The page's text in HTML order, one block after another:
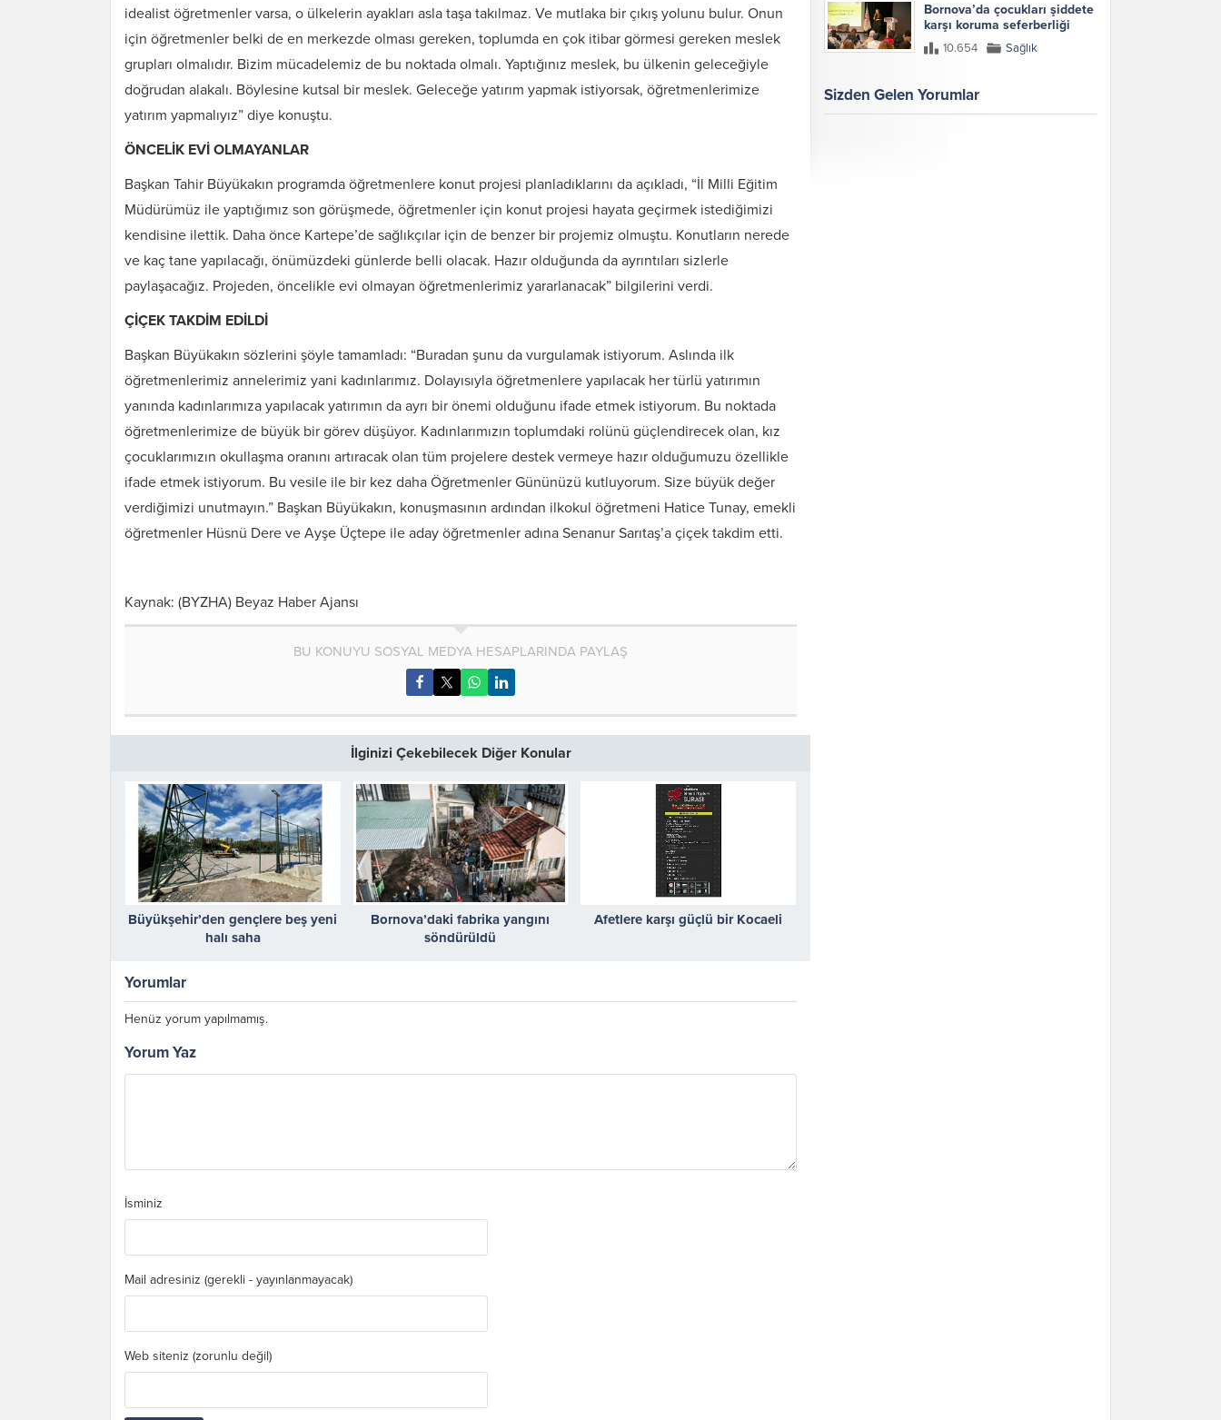
idealist öğretmenler varsa, o ülkelerin ayakları asla taşa takılmaz. Ve mutlaka bir çıkış yolunu bulur. Onun
için öğretmenler belki de en merkezde olması gereken, toplumda en çok itibar görmesi gereken meslek
grupları olmalıdır. Bizim mücadelemiz de bu noktada olmalı. Yaptığınız meslek, bu ülkenin geleceğiyle
doğrudan alakalı. Böylesine kutsal bir meslek. Geleceğe yatırım yapmak istiyorsak, öğretmenlerimize
yatırım yapmalıyız” diye konuştu.
ÖNCELİK EVİ OLMAYANLAR
Başkan Tahir Büyükakın programda öğretmenlere konut projesi planladıklarını da açıkladı, “İl Milli Eğitim
Müdürümüz ile yaptığımız son görüşmede, öğretmenler için konut projesi hayata geçirmek istediğimizi
kendisine ilettik. Daha önce Kartepe’de sağlıkçılar için de benzer bir projemiz olmuştu. Konutların nerede
ve kaç tane yapılacağı, önümüzdeki günlerde belli olacak. Hazır olduğunda da ayrıntıları sizlerle
paylaşacağız. Projeden, öncelikle evi olmayan öğretmenlerimiz yararlanacak” bilgilerini verdi.
ÇİÇEK TAKDİM EDİLDİ
Başkan Büyükakın sözlerini şöyle tamamladı: “Buradan şunu da vurgulamak istiyorum. Aslında ilk
öğretmenlerimiz annelerimiz yani kadınlarımız. Dolayısıyla öğretmenlere yapılacak her türlü yatırımın
yanında kadınlarımıza yapılacak yatırımın da ayrı bir önemi olduğunu ifade etmek istiyorum. Bu noktada
öğretmenlerimize de büyük bir görev düşüyor. Kadınlarımızın toplumdaki rolünü güçlendirecek olan, kız
çocuklarımızın okullaşma oranını artıracak olan tüm projelere destek vermeye hazır olduğumuzu özellikle
ifade etmek istiyorum. Bu vesile ile bir kez daha Öğretmenler Gününüzü kutluyorum. Size büyük değer
verdiğimizi unutmayın.” Başkan Büyükakın, konuşmasının ardından ilkokul öğretmeni Hatice Tunay, emekli
öğretmenler Hüsnü Dere ve Ayşe Üçtepe ile aday öğretmenler adına Senanur Sarıtaş’a çiçek takdim etti.
Kaynak: (BYZHA) Beyaz Haber Ajansı
BU KONUYU SOSYAL MEDYA HESAPLARINDA PAYLAŞ
İlginizi Çekebilecek Diğer Konular
Büyükşehir’den gençlere beş yeni
halı saha
Bornova’daki fabrika yangını
söndürüldü
Afetlere karşı güçlü bir Kocaeli
Yorumlar
Henüz yorum yapılmamış.
Yorum Yaz
İsminiz
Mail adresiniz (gerekli - yayınlanmayacak)
Web siteniz (zorunlu değil)
Bornova’da çocukları şiddete
karşı koruma seferberliği
10.654 Sağlık
Sizden Gelen Yorumlar